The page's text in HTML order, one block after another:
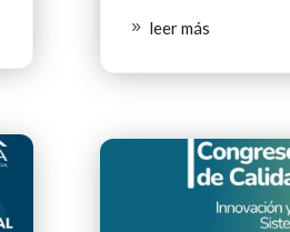
leer más